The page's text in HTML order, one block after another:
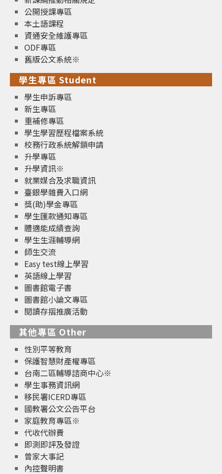
公開授課專區
本土語課程
資通安全維護專區
ODF專區
舊版公文系統※
學生專區 Student
學生申訴專區
新生專區
重補修專區
學生學習歷程檔案系統
校務行政系統解鎖申請
升學專區
升學資訊※
就業媒合及求職資訊
臺銀學雜費入口網
獎(助)學金專區
學生匯款通知專區
體適能成績查詢
學生生涯輔導網
師生交流
Easy test線上學習
英語線上學習
圖書館電子書
圖書館小論文專區
閱讀存摺推廣活動
其他專區 Other
性別平等教育
保護智慧財產權專區
台南二區輔導諮商中心※
學生事務資訊網
移民署ICERD專區
國教署公文公告平台
家庭教育專區※
代收代辦費
即測即評及發證
曾家大事記
內控聲明書